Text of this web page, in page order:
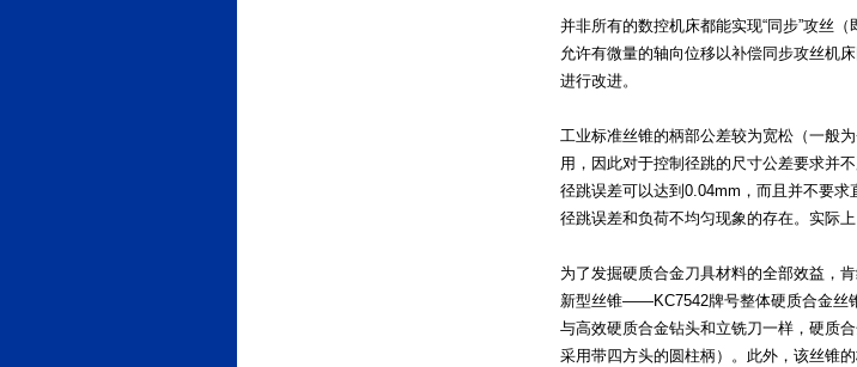
并非所有的数控机床都能实现“同步”攻丝
允许有微量的轴向位移以补偿同步攻丝机
进行改进。
工业标准丝锥的柄部公差较为宽松（一般
用，因此对于控制径跳的尺寸公差要求并
径跳误差可以达到0.04mm，而且并不要
径跳误差和负荷不均匀现象的存在。实际
为了发掘硬质合金刀具材料的全部效益，
新型丝锥——KC7542牌号整体硬质合金丝
与高效硬质合金钻头和立铣刀一样，硬质
采用带四方头的圆柱柄）。此外，该丝锥